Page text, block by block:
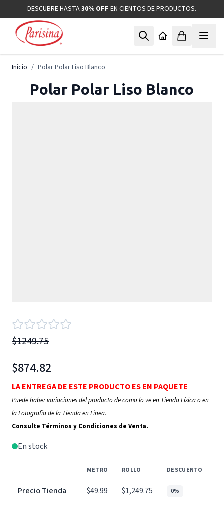
Ir al contenidoDESCUBRE HASTA30% OFF EN CIENTOS DE PRODUCTOS.
Inicio / Polar Polar Liso Blanco
Polar Polar Liso Blanco
$1249.75
$874.82
LA ENTREGA DE ESTE PRODUCTO ES EN PAQUETE
Puede haber variaciones del producto de como lo ve en Tienda Física o en
la Fotografía de la Tienda en Línea.
Consulte Términos y Condiciones de Venta.
En stock
METRO ROLLO DESCUENTO
Precio Tienda $49.99 $1,249.75 0%